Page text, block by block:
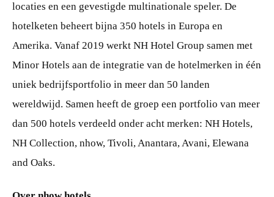
locaties en een gevestigde multinationale speler. De
hotelketen beheert bijna 350 hotels in Europa en
Amerika. Vanaf 2019 werkt NH Hotel Group samen met
Minor Hotels aan de integratie van de hotelmerken in één
uniek bedrijfsportfolio in meer dan 50 landen
wereldwijd. Samen heeft de groep een portfolio van meer
dan 500 hotels verdeeld onder acht merken: NH Hotels,
NH Collection, nhow, Tivoli, Anantara, Avani, Elewana
and Oaks.